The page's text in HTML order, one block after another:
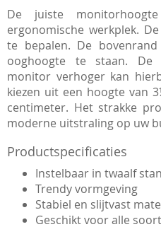
De juiste
ergonomische werkplek.
te bepalen. De
ooghoogte te staan. De
monitor verhoger kan
kiezen uit een hoogte van
centimeter. Het strakke
moderne uitstraling op uw
Productspecificaties
Instelbaar in twaalf
Trendy vormgeving
Stabiel en slijtvast
Geschikt voor alle